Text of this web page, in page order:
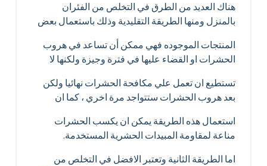
هناك العديد من الطرق في التخلص من الفئران
بالمنزل ومنها الطريقة التقليدية وذلك باستعمال بعض
المنتجات الموجوده فهي ممكن أن تساعد في هروب
الحشرات او القضاء عليها في فترة وجيزة ولكنها لا
تستطيع ان تعمل علي مكافحة الحشرات نهائيا ولكن
بعد هروب الحشرات ستتواجد مرة اخري ، كما ان
استعمال هذه الطريقة يمكن ان يكسب الحشرات
مناعة لمقاومة المبيدات الحشرية المستخدمة.
اما الطريقة الثانية وتعتبر الافضل في التخلص من